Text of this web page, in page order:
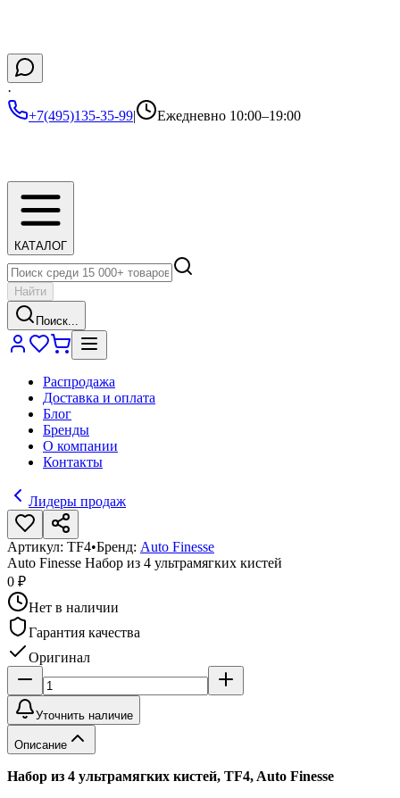
·
+7(495)135-35-99| Ежедневно 10:00–19:00
КАТАЛОГ
Найти
Поиск...
Распродажа
Доставка и оплата
Блог
Бренды
О компании
Контакты
Лидеры продаж
Артикул: TF4•Бренд: Auto Finesse
Auto Finesse Набор из 4 ультрамягких кистей
0 ₽
Нет в наличии
Гарантия качества
Оригинал
Уточнить наличие
Описание
Набор из 4 ультрамягких кистей, TF4, Auto Finesse